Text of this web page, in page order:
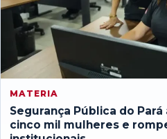
MATERIA
Segurança Pública do
cinco mil mulheres e